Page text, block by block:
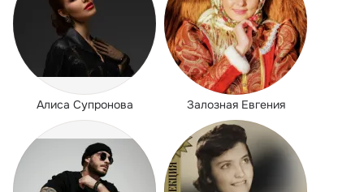
Алиса Супронова Залозная Евгения